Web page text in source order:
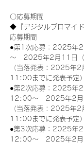
〇応募期間
◆『デジタルブロマイ
応募期間
●第1次応募：2025年
～　2025年2月11日
（当落発表：2025年2
11:00までに発表予定）
●第2次応募：2025年2
12:00～　2025年2
（当落発表：2025年2
11:00までに発表予定）
●第3次応募：2025年2
12:00～　2025年2